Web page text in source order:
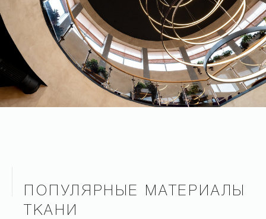
ПОПУЛЯРНЫЕ МАТЕРИАЛЫ
ТКАНИ